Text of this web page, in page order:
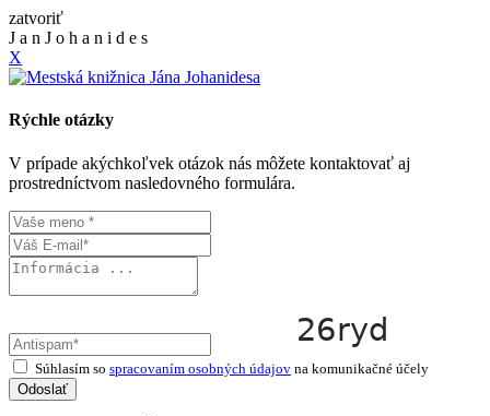
zatvoriť
J a n J o h a n i d e s
X
Rýchle otázky
V prípade akýchkoľvek otázok nás môžete kontaktovať aj
prostredníctvom nasledovného formulára.
Súhlasím so spracovaním osobných údajov na komunikačné účely
Odoslať